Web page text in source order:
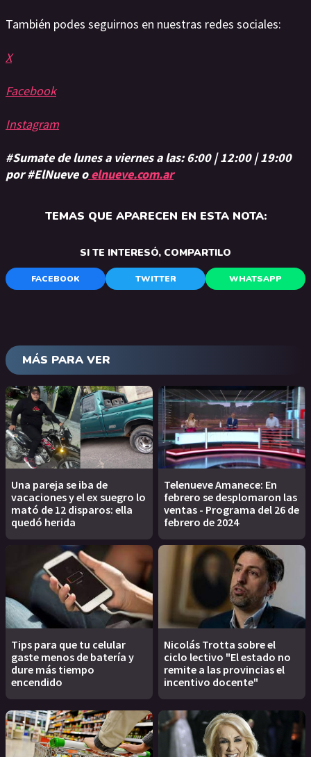
También podes seguirnos en nuestras redes sociales:
X
Facebook
Instagram
#Sumate de lunes a viernes a las: 6:00 | 12:00 | 19:00
por #ElNueve o elnueve.com.ar
TEMAS QUE APARECEN EN ESTA NOTA:
SI TE INTERESÓ, COMPARTILO
FACEBOOK TWITTER WHATSAPP
MÁS PARA VER
Una pareja se iba de
vacaciones y el ex suegro lo
mató de 12 disparos: ella
quedó herida
Telenueve Amanece: En
febrero se desplomaron las
ventas - Programa del 26 de
febrero de 2024
Tips para que tu celular
gaste menos de batería y
dure más tiempo
encendido
Nicolás Trotta sobre el
ciclo lectivo "El estado no
remite a las provincias el
incentivo docente"